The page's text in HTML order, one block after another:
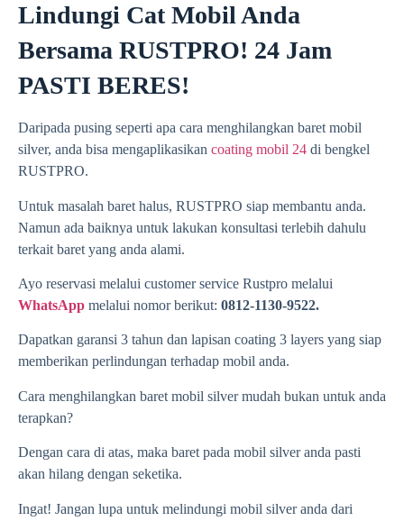
Lindungi Cat Mobil Anda
Bersama RUSTPRO! 24 Jam
PASTI BERES!
Daripada pusing seperti apa cara menghilangkan baret mobil
silver, anda bisa mengaplikasikan coating mobil 24 di bengkel
RUSTPRO.
Untuk masalah baret halus, RUSTPRO siap membantu anda.
Namun ada baiknya untuk lakukan konsultasi terlebih dahulu
terkait baret yang anda alami.
Ayo reservasi melalui customer service Rustpro melalui
WhatsApp melalui nomor berikut: 0812-1130-9522.
Dapatkan garansi 3 tahun dan lapisan coating 3 layers yang siap
memberikan perlindungan terhadap mobil anda.
Cara menghilangkan baret mobil silver mudah bukan untuk anda
terapkan?
Dengan cara di atas, maka baret pada mobil silver anda pasti
akan hilang dengan seketika.
Ingat! Jangan lupa untuk melindungi mobil silver anda dari